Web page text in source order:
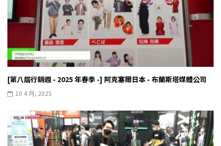
[第八屆行銷週 - 2025 年春季 -] 阿克塞爾日本 - 布蘭斯塔媒體公司
10 4 月, 2025